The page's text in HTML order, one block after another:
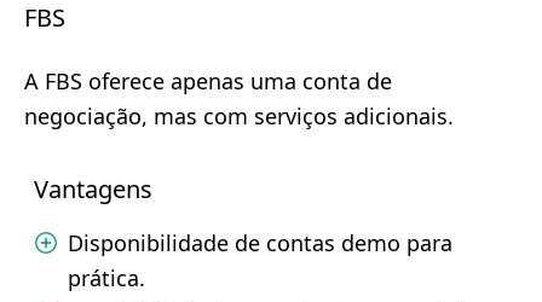
FBS
A FBS oferece apenas uma conta de
negociação, mas com serviços adicionais.
Vantagens
Disponibilidade de contas demo para
prática.